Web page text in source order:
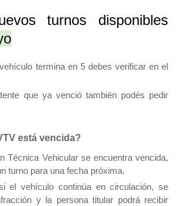
turnos disponibles
termina en 5 debes verificar en el
que ya venció también podés pedir
está vencida?
Técnica Vehicular se encuentra vencida,
turno para una fecha próxima.
el vehículo continúa en circulación, se
y la persona titular podrá recibir